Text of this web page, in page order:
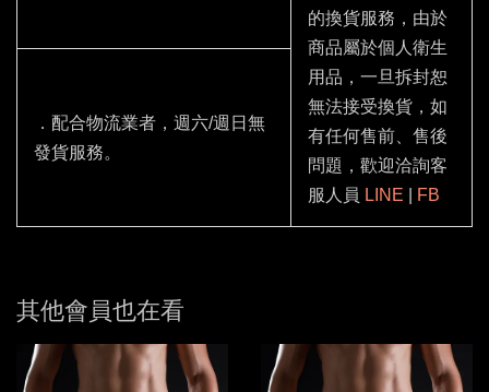
的換貨服務，由於
商品屬於個人衛生
用品，一旦拆封恕
無法接受換貨，如
有任何售前、售後
問題，歡迎洽詢客
服人員 LINE FB
．配合物流業者，週六/週日無
發貨服務。
其他會員也在看